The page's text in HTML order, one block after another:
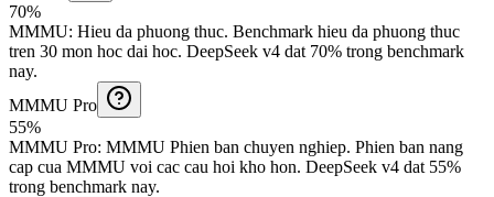
70%
MMMU: Hieu da phuong thuc. Benchmark hieu da phuong thuc
tren 30 mon hoc dai hoc. DeepSeek v4 dat 70% trong benchmark
nay.
MMMU Pro
55%
MMMU Pro: MMMU Phien ban chuyen nghiep. Phien ban nang
cap cua MMMU voi cac cau hoi kho hon. DeepSeek v4 dat 55%
trong benchmark nay.